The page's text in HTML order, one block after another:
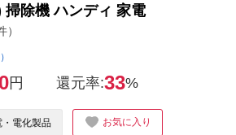
除機 ハンディ 家電
円 還元率:33%
・電化製品 お気に入り